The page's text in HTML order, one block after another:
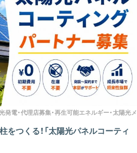
発電・代理店募集・再生可能エネルギー・太陽光メ
をつくる！「太陽光パネルコーティ